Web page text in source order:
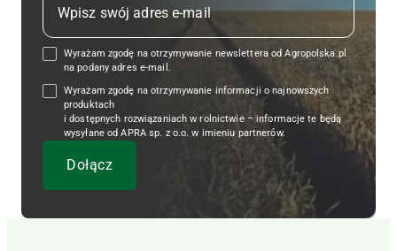
Wyrażam zgodę na otrzymywanie newslettera od Agropolska.pl
na podany adres e-mail.
Wyrażam zgodę na otrzymywanie informacji o najnowszych
produktach
i dostępnych rozwiązaniach w rolnictwie – informacje te będą
wysyłane od APRA sp. z o.o. w imieniu partnerów.